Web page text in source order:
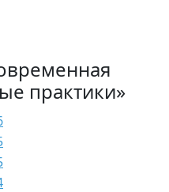
практики»